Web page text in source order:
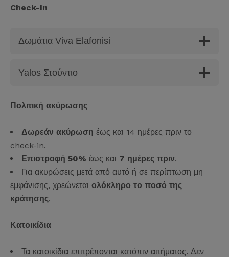
Check-In
Δωμάτια Viva Elafonisi
Yalos Στούντιο
Πολιτική ακύρωσης
Δωρεάν ακύρωση έως και 14 ημέρες πριν το
check-in.
Επιστροφή 50% έως και 7 ημέρες πριν.
Για ακυρώσεις μετά από αυτό ή σε περίπτωση μη
εμφάνισης, χρεώνεται ολόκληρο το ποσό της
κράτησης.
Κατοικίδια
Τα κατοικίδια επιτρέπονται κατόπιν αιτήματος. Δεν